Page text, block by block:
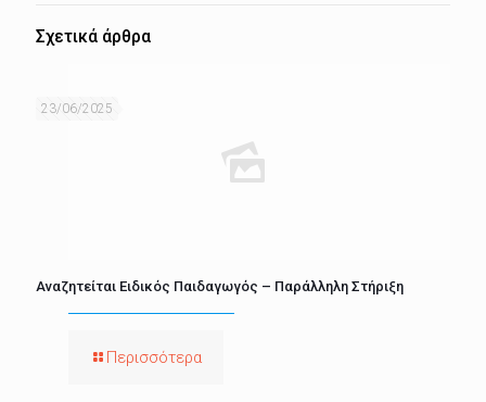
Σχετικά άρθρα
23/06/2025
Αναζητείται Ειδικός Παιδαγωγός – Παράλληλη Στήριξη
Περισσότερα